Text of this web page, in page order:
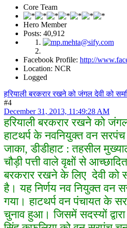
Core Team
Hero Member
Posts: 40,912
Facebook Profile: http://
Location: NCR
Logged
हरियाली बरकरार रखने को जंगल देवी को
#4
December 31, 2013, 11:49:28 AM
हरियाली बरकरार रखने को
हाटथर्प के नवनियुक्त वन
जाका, डीडीहाट : तहसील
चौड़ी पत्ती वाले वृक्षों से
बरकरार रखने के लिए देवी को
है। यह निर्णय नव नियुक्त वन
गया। हाटथर्प वन पंचायत के
चुनाव हुआ। जिसमें सदस्यों